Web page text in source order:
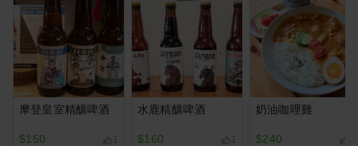
摩登皇室精釀啤酒
$150
水鹿精釀啤酒
$160
奶油咖哩雞
$240